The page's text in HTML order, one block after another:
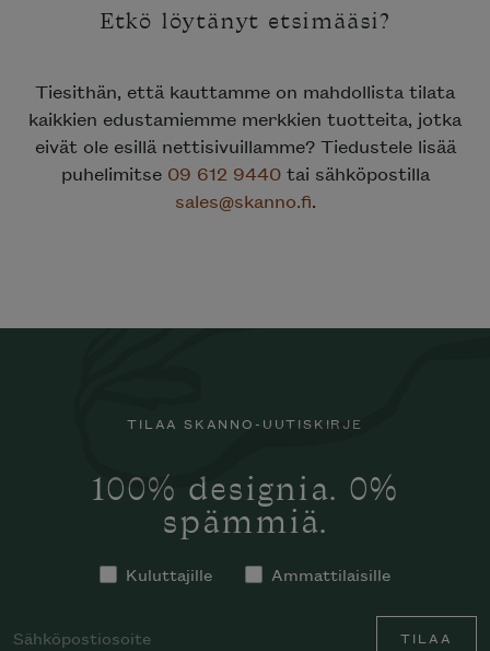
Etkö löytänyt etsimääsi?
Tiesithän, että kauttamme on mahdollista tilata
kaikkien edustamiemme merkkien tuotteita, jotka
eivät ole esillä nettisivuillamme? Tiedustele lisää
puhelimitse 09 612 9440tai sähköpostilla
sales@skanno.fi.
TILAA SKANNO-UUTISKIRJE
100% designia. 0%
spämmiä.
Kuluttajille Ammattilaisille
TILAA